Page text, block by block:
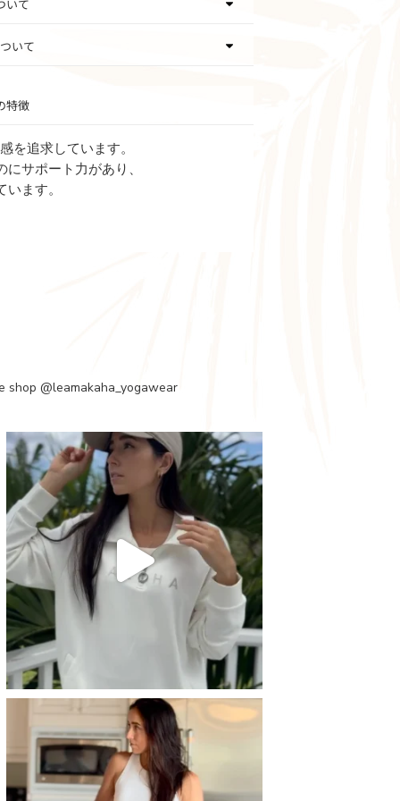
いて
いて
特徴
を追求しています。
サポート力があり、
ます。
shop @leamakaha_yogawear